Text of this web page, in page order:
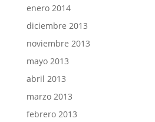
enero 2014
diciembre 2013
noviembre 2013
mayo 2013
abril 2013
marzo 2013
febrero 2013